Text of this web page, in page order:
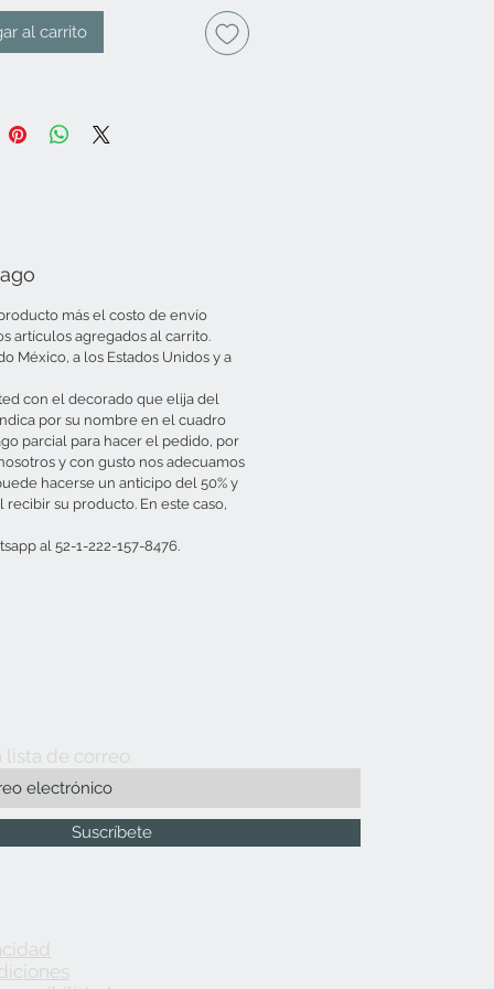
al carrito
más el costo de envío
artículos agregados al carrito.
México, a los Estados Unidos y a
con el decorado que elija del
por su nombre en el cuadro
parcial para hacer el pedido, por
y con gusto nos adecuamos
hacerse un anticipo del 50% y
su producto. En este caso,
al 52-1-222-157-8476.
lista de correo
Suscríbete